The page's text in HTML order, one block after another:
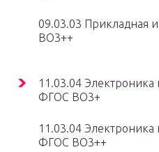
09.03.03 Прикладная
ВО3++
11.03.04 Электроника
ФГОС ВО3+
11.03.04 Электроника
ФГОС ВО3++